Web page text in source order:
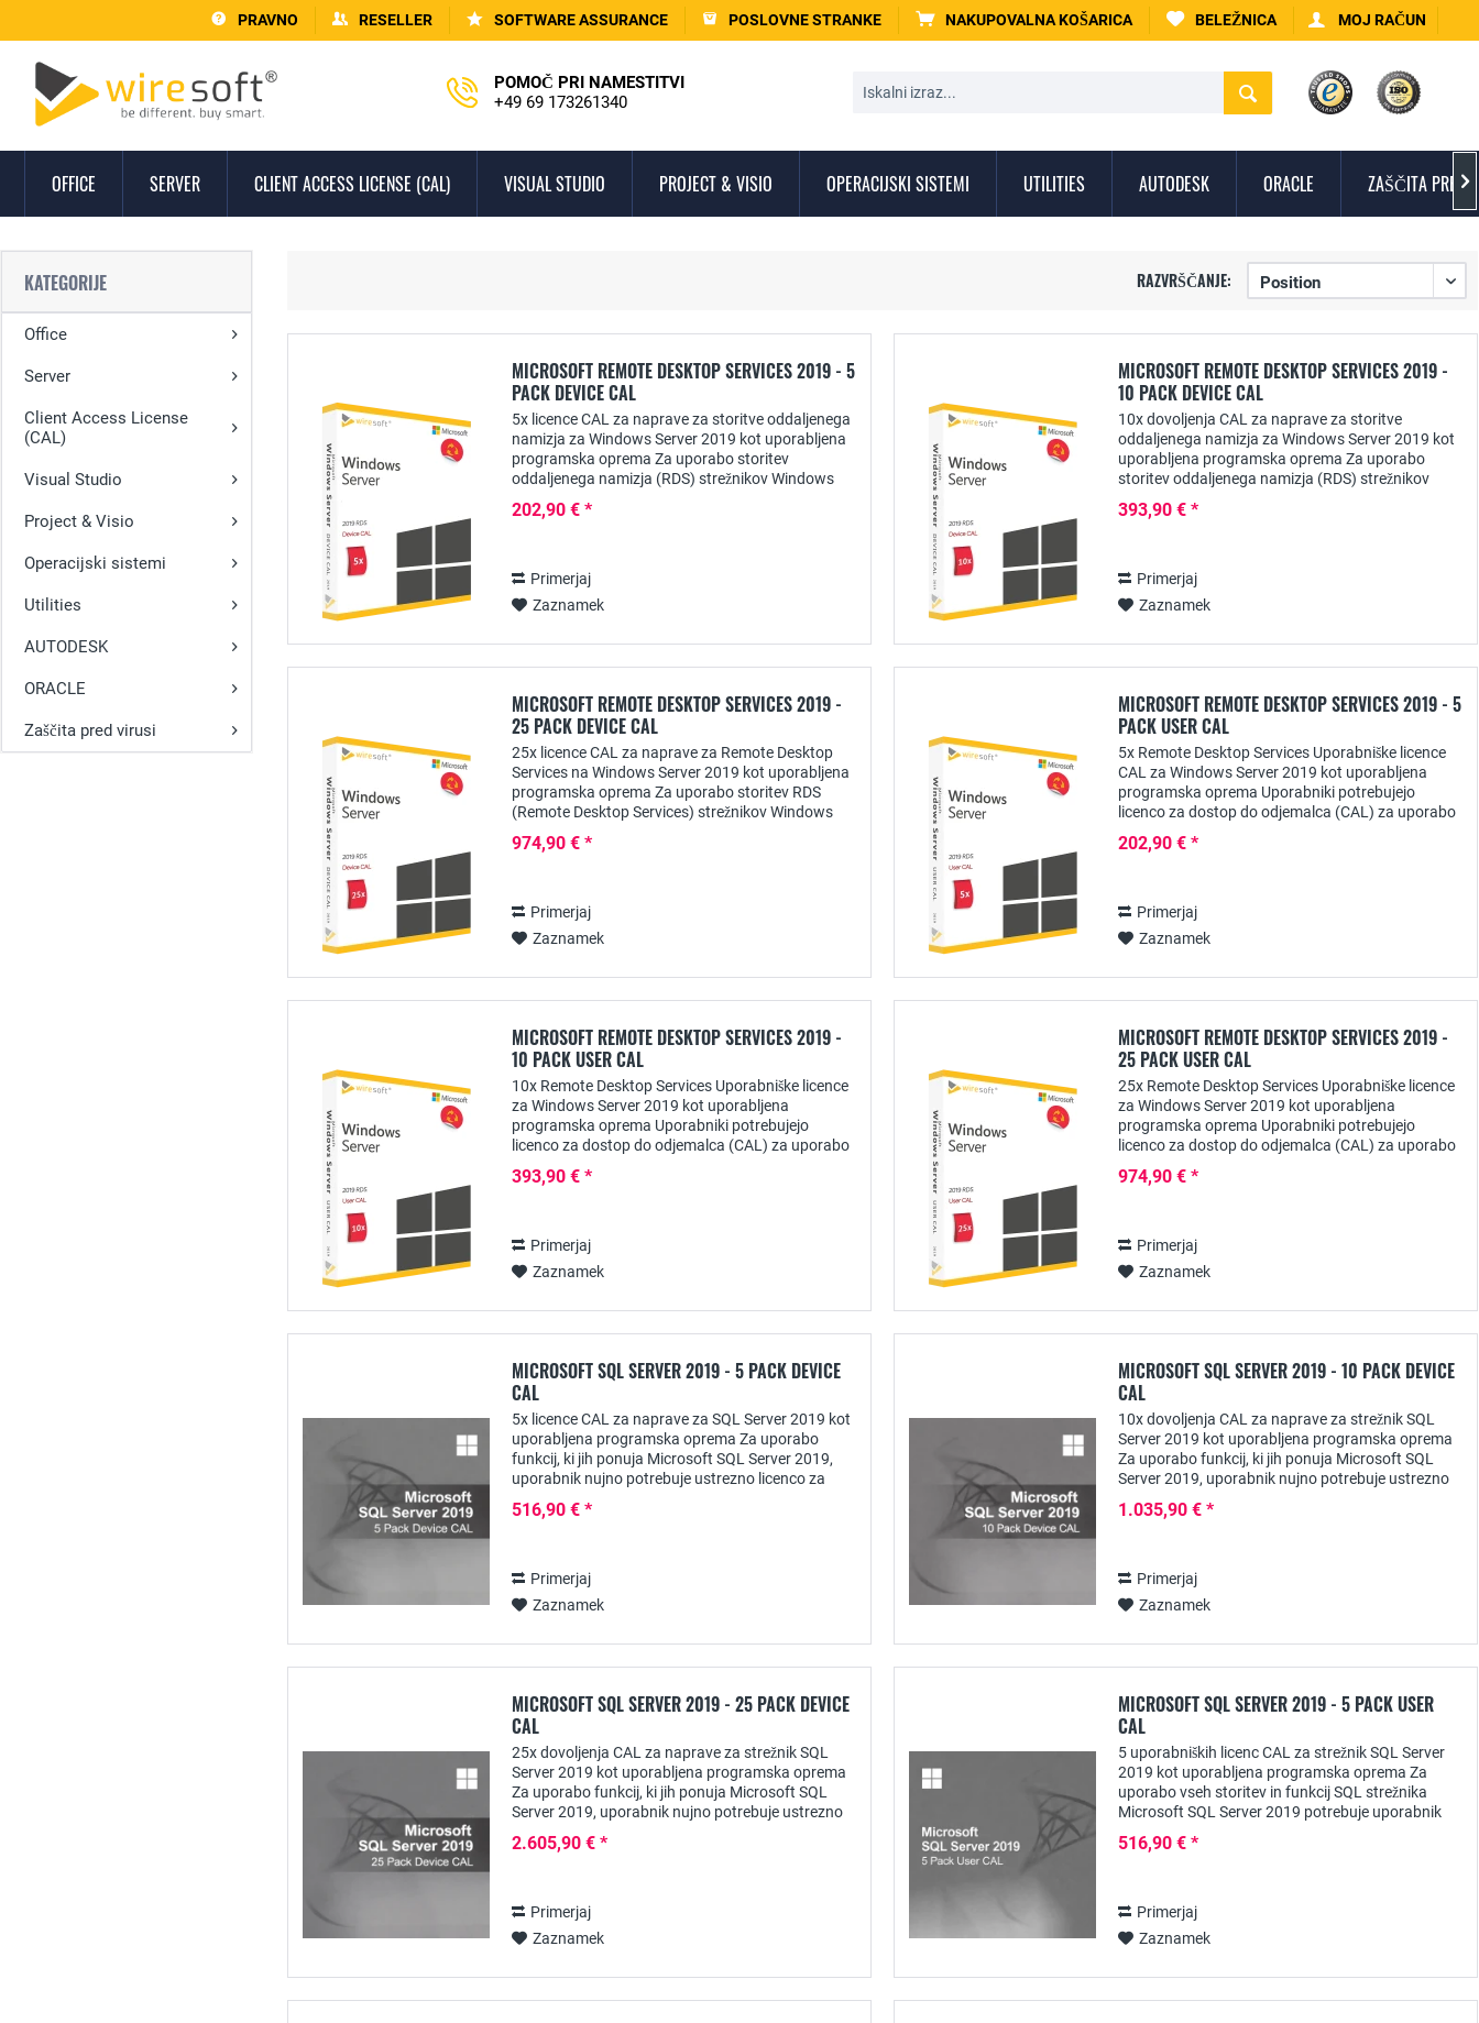
PRAVNO RESELLER SOFTWARE ASSURANCE POSLOVNE STRANKE NAKUPOVALNA KOŠARICA BELEŽNICA MOJ RAČUN
POMOČ PRI NAMESTITVI
+49 69 173261340
OFFICE SERVER CLIENT ACCESS LICENSE (CAL) VISUAL STUDIO PROJECT & VISIO OPERACIJSKI SISTEMI UTILITIES AUTODESK ORACLE ZAŠČITA PRED
KATEGORIJE
Office
Server
Client Access License
(CAL)
Visual Studio
Project & Visio
Operacijski sistemi
Utilities
AUTODESK
ORACLE
Zaščita pred virusi
RAZVRŠČANJE:
MICROSOFT REMOTE DESKTOP SERVICES 2019 - 5
PACK DEVICE CAL
5x licence CAL za naprave za storitve oddaljenega
namizja za Windows Server 2019 kot uporabljena
programska oprema Za uporabo storitev
oddaljenega namizja (RDS) strežnikov Windows
Access...
202,90 € *
Primerjaj
Zaznamek
MICROSOFT REMOTE DESKTOP SERVICES 2019 -
10 PACK DEVICE CAL
10x dovoljenja CAL za naprave za storitve
oddaljenega namizja za Windows Server 2019 kot
uporabljena programska oprema Za uporabo
storitev oddaljenega namizja (RDS) strežnikov
(Client Access...
393,90 € *
Primerjaj
Zaznamek
MICROSOFT REMOTE DESKTOP SERVICES 2019 -
25 PACK DEVICE CAL
25x licence CAL za naprave za Remote Desktop
Services na Windows Server 2019 kot uporabljena
programska oprema Za uporabo storitev RDS
(Remote Desktop Services) strežnikov Windows
Access...
974,90 € *
Primerjaj
Zaznamek
MICROSOFT REMOTE DESKTOP SERVICES 2019 - 5
PACK USER CAL
5x Remote Desktop Services Uporabniške licence
CAL za Windows Server 2019 kot uporabljena
programska oprema Uporabniki potrebujejo
licenco za dostop do odjemalca (CAL) za uporabo
Windows, ki jim...
202,90 € *
Primerjaj
Zaznamek
MICROSOFT REMOTE DESKTOP SERVICES 2019 -
10 PACK USER CAL
10x Remote Desktop Services Uporabniške licence
za Windows Server 2019 kot uporabljena
programska oprema Uporabniki potrebujejo
licenco za dostop do odjemalca (CAL) za uporabo
Windows, ki jim...
393,90 € *
Primerjaj
Zaznamek
MICROSOFT REMOTE DESKTOP SERVICES 2019 -
25 PACK USER CAL
25x Remote Desktop Services Uporabniške licence
za Windows Server 2019 kot uporabljena
programska oprema Uporabniki potrebujejo
licenco za dostop do odjemalca (CAL) za uporabo
Windows, ki jim...
974,90 € *
Primerjaj
Zaznamek
MICROSOFT SQL SERVER 2019 - 5 PACK DEVICE
CAL
5x licence CAL za naprave za SQL Server 2019 kot
uporabljena programska oprema Za uporabo
funkcij, ki jih ponuja Microsoft SQL Server 2019,
uporabnik nujno potrebuje ustrezno licenco za
2019...
516,90 € *
Primerjaj
Zaznamek
MICROSOFT SQL SERVER 2019 - 10 PACK DEVICE
CAL
10x dovoljenja CAL za naprave za strežnik SQL
Server 2019 kot uporabljena programska oprema
Za uporabo funkcij, ki jih ponuja Microsoft SQL
Server 2019, uporabnik nujno potrebuje ustrezno
SQL...
1.035,90 € *
Primerjaj
Zaznamek
MICROSOFT SQL SERVER 2019 - 25 PACK DEVICE
CAL
25x dovoljenja CAL za naprave za strežnik SQL
Server 2019 kot uporabljena programska oprema
Za uporabo funkcij, ki jih ponuja Microsoft SQL
Server 2019, uporabnik nujno potrebuje ustrezno
SQL...
2.605,90 € *
Primerjaj
Zaznamek
MICROSOFT SQL SERVER 2019 - 5 PACK USER
CAL
5 uporabniških licenc CAL za strežnik SQL Server
2019 kot uporabljena programska oprema Za
uporabo vseh storitev in funkcij SQL strežnika
Microsoft SQL Server 2019 potrebuje uporabnik
uporabniški...
516,90 € *
Primerjaj
Zaznamek